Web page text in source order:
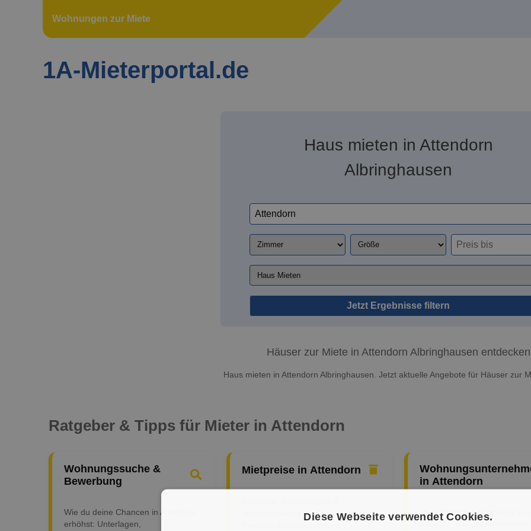
Wohnungen zur Miete
1A-Mieterportal.de
Haus mieten in Attendorn
Albringhausen
Jetzt Ergebnisse filtern
Häuser zur Miete in Attendorn Albringhausen entdecken
Haus mieten in Attendorn Albringhausen. Jetzt aktuelle Angebote für Häuser zur
Ratgeber & Tipps für Mieter in Attendorn
Wohnungssuche &
Bewerbung
Wie du deine Chancen in Attendorn
erhöhst: Unterlagen,
Mietpreise in Attendorn
Vergleichswerte – so liegen die
in Attendorn
Die wichtigsten Vermieter in
Diese Webseite verwendet Cookies.